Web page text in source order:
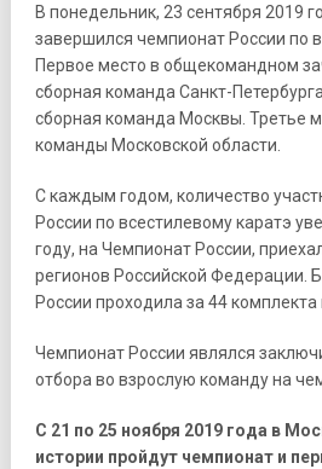
В понедельник, 23 сентября 2019
завершился чемпионат России по
Первое место в общекомандном
сборная команда Санкт-
сборная команда Москвы. Третье
команды Московской области.
С каждым годом, количество
России по всестилевому каратэ
году, на Чемпионат России,
регионов Российской Федерации.
России проходила за 44
Чемпионат России являлся
отбора во взрослую команду на
С 21 по 25 ноября 2019 года в
истории пройдут чемпионат и